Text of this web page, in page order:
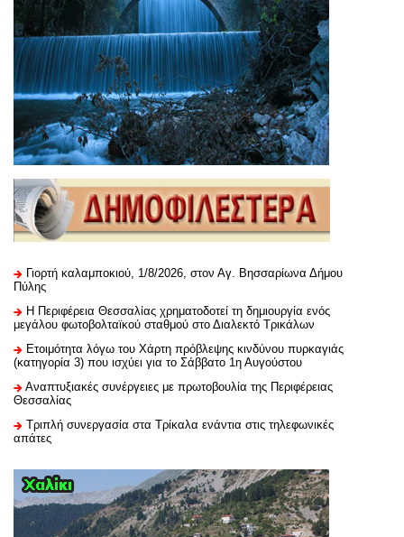
Γιορτή καλαμποκιού, 1/8/2026, στον Αγ. Βησσαρίωνα Δήμου
Πύλης
H Περιφέρεια Θεσσαλίας χρηματοδοτεί τη δημιουργία ενός
μεγάλου φωτοβολταϊκού σταθμού στο Διαλεκτό Τρικάλων
Ετοιμότητα λόγω του Χάρτη πρόβλεψης κινδύνου πυρκαγιάς
(κατηγορία 3) που ισχύει για το Σάββατο 1η Αυγούστου
Αναπτυξιακές συνέργειες με πρωτοβουλία της Περιφέρειας
Θεσσαλίας
Τριπλή συνεργασία στα Τρίκαλα ενάντια στις τηλεφωνικές
απάτες